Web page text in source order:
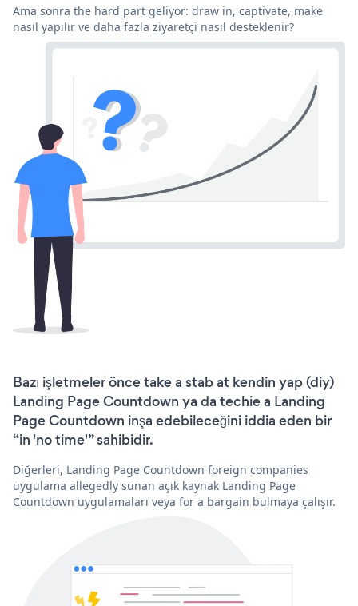
Ama sonra the hard part geliyor: draw in, captivate, make
nasıl yapılır ve daha fazla ziyaretçi nasıl desteklenir?
Bazı işletmeler önce take a stab at kendin yap (diy)
Landing Page Countdown ya da techie a Landing
Page Countdown inşa edebileceğini iddia eden bir
“in 'no time'” sahibidir.
Diğerleri, Landing Page Countdown foreign companies
uygulama allegedly sunan açık kaynak Landing Page
Countdown uygulamaları veya for a bargain bulmaya çalışır.